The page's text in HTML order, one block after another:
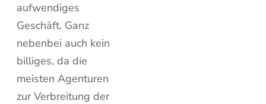
aufwendiges
Geschäft. Ganz
nebenbei auch kein
billiges, da die
meisten Agenturen
zur Verbreitung der